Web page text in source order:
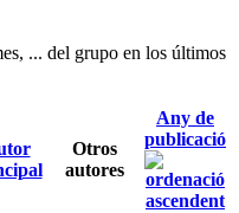
... del grupo en los últimos
Otros
autores
Any de
publicació